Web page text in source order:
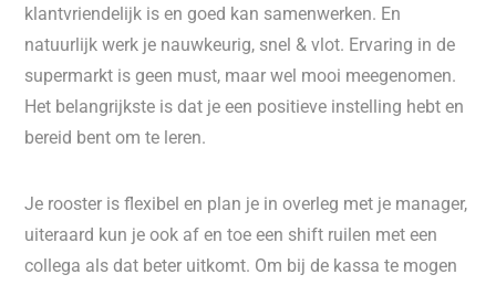
klantvriendelijk is en goed kan samenwerken. En
natuurlijk werk je nauwkeurig, snel & vlot. Ervaring in de
supermarkt is geen must, maar wel mooi meegenomen.
Het belangrijkste is dat je een positieve instelling hebt en
bereid bent om te leren.
Je rooster is flexibel en plan je in overleg met je manager,
uiteraard kun je ook af en toe een shift ruilen met een
collega als dat beter uitkomt. Om bij de kassa te mogen